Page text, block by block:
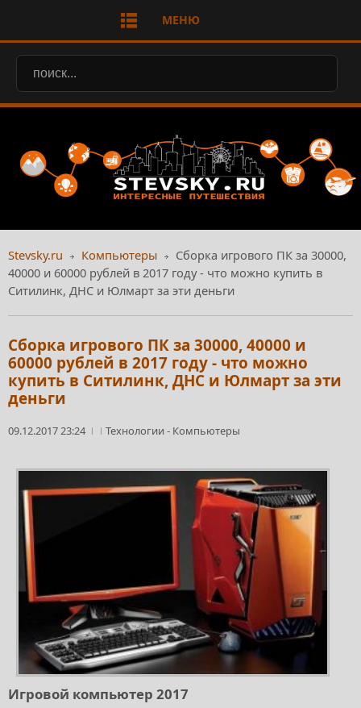
МЕНЮ
Stevsky.ru Компьютеры
Сборка игрового ПК за 30000,
40000 и 60000 рублей в 2017 году - что можно купить в
Ситилинк, ДНС и Юлмарт за эти деньги
Сборка игрового ПК за 30000, 40000 и
60000 рублей в 2017 году - что можно
купить в Ситилинк, ДНС и Юлмарт за эти
деньги
09.12.2017 23:24 Технологии- Компьютеры
Игровой компьютер 2017